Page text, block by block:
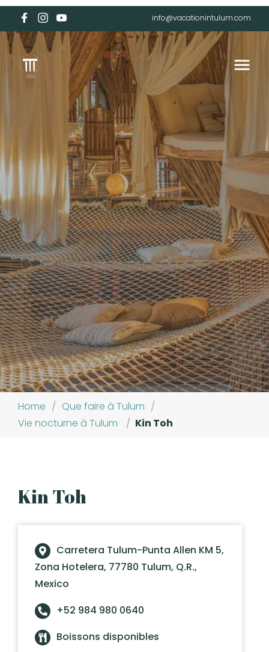
info@vacationintulum.com
Home / Que faire à Tulum /
Vie nocturne à Tulum
/ Kin Toh
Kin Toh
Carretera Tulum-Punta Allen KM 5,
Zona Hotelera, 77780 Tulum, Q.R.,
Mexico
+52 984 980 0640
Boissons disponibles